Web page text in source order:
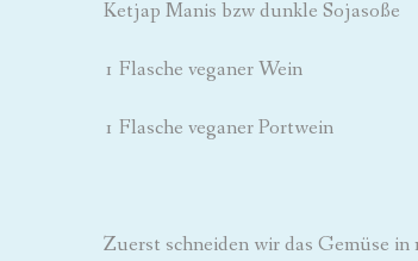
Ketjap Manis bzw dunkle Sojasoße
1 Flasche veganer Wein
1 Flasche veganer Portwein
Zuerst schneiden wir das Gemüse